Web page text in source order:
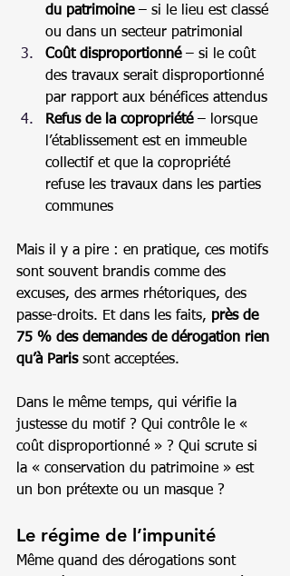
du patrimoine – si le lieu est classé
ou dans un secteur patrimonial
Coût disproportionné – si le coût
des travaux serait disproportionné
par rapport aux bénéfices attendus
Refus de la copropriété – lorsque
l’établissement est en immeuble
collectif et que la copropriété
refuse les travaux dans les parties
communes
Mais il y a pire : en pratique, ces motifs
sont souvent brandis comme des
excuses, des armes rhétoriques, des
passe-droits. Et dans les faits, près de
75 % des demandes de dérogation rien
qu’à Paris sont acceptées.
Dans le même temps, qui vérifie la
justesse du motif ? Qui contrôle le «
coût disproportionné » ? Qui scrute si
la « conservation du patrimoine » est
un bon prétexte ou un masque ?
Le régime de l’impunité
Même quand des dérogations sont